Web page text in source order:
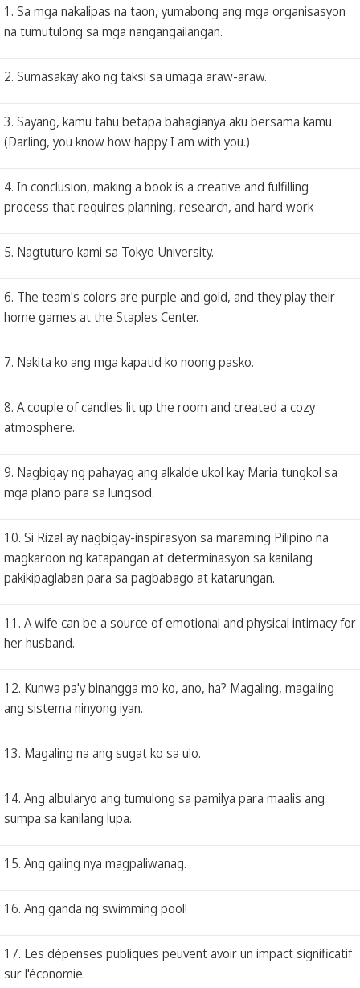
1. Sa mga nakalipas na taon, yumabong ang mga organisasyon
na tumutulong sa mga nangangailangan.
2. Sumasakay ako ng taksi sa umaga araw-araw.
3. Sayang, kamu tahu betapa bahagianya aku bersama kamu.
(Darling, you know how happy I am with you.)
4. In conclusion, making a book is a creative and fulfilling
process that requires planning, research, and hard work
5. Nagtuturo kami sa Tokyo University.
6. The team's colors are purple and gold, and they play their
home games at the Staples Center.
7. Nakita ko ang mga kapatid ko noong pasko.
8. A couple of candles lit up the room and created a cozy
atmosphere.
9. Nagbigay ng pahayag ang alkalde ukol kay Maria tungkol sa
mga plano para sa lungsod.
10. Si Rizal ay nagbigay-inspirasyon sa maraming Pilipino na
magkaroon ng katapangan at determinasyon sa kanilang
pakikipaglaban para sa pagbabago at katarungan.
11. A wife can be a source of emotional and physical intimacy for
her husband.
12. Kunwa pa'y binangga mo ko, ano, ha? Magaling, magaling
ang sistema ninyong iyan.
13. Magaling na ang sugat ko sa ulo.
14. Ang albularyo ang tumulong sa pamilya para maalis ang
sumpa sa kanilang lupa.
15. Ang galing nya magpaliwanag.
16. Ang ganda ng swimming pool!
17. Les dépenses publiques peuvent avoir un impact significatif
sur l'économie.